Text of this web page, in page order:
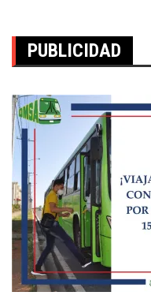
PUBLICIDAD